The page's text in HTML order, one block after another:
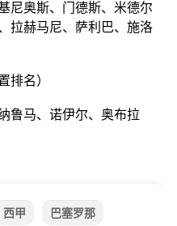
尼奥斯、门德斯、米德尔
拉赫马尼、萨利巴、施洛
排名）
鲁马、诺伊尔、奥布拉
西甲 巴塞罗那